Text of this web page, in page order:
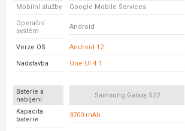
Mobilní služby Google Mobile Services
Operační
systém
Android
Verze OS Android 12
Nadstavba One UI 4.1
Baterie a
nabíjení
Samsung Galaxy S22
Kapacita
baterie
3700 mAh